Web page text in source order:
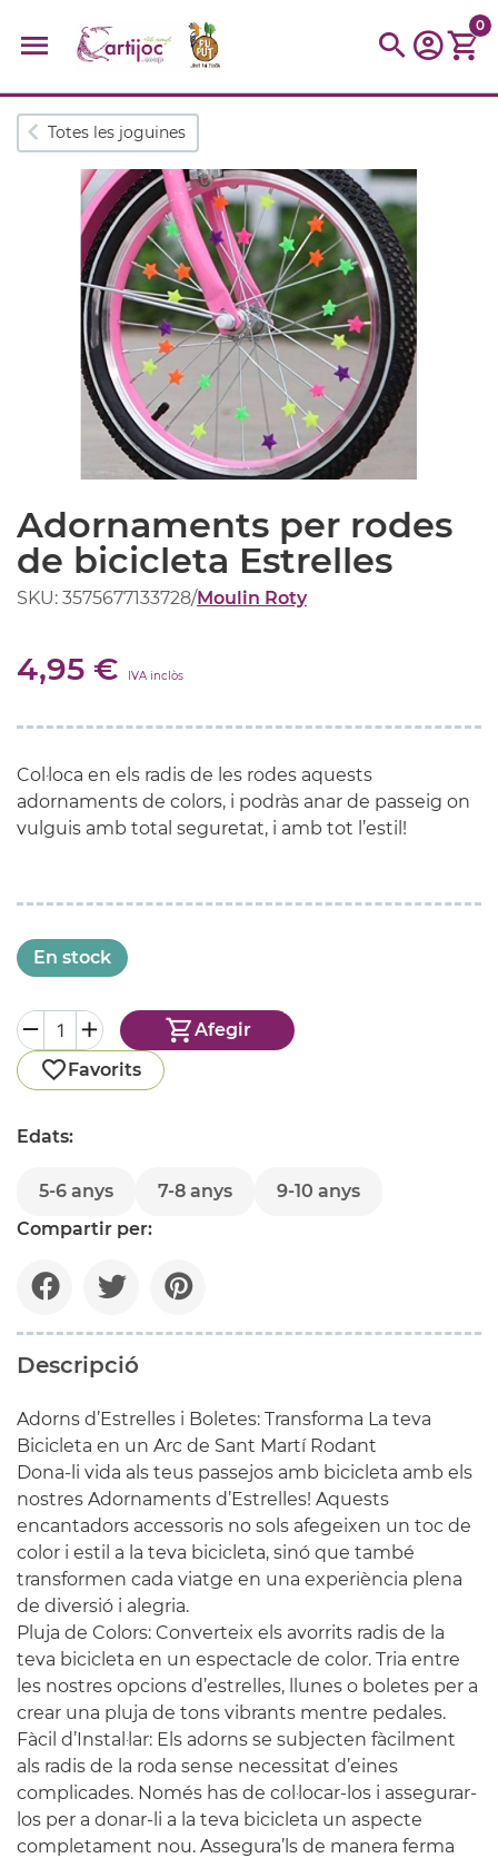
Cerques populars
disfressa trencaclosques baldufa
cotxe
parquing tinkering kit
Cuina
0
Totes les joguines
Adornaments per rodes
de bicicleta Estrelles
SKU: 3575677133728/Moulin Roty
4,95 € IVA inclòs
Col·loca en els radis de les rodes aquests
adornaments de colors, i podràs anar de passeig on
vulguis amb total seguretat, i amb tot l’estil!
En stock
Afegir
Favorits
Edats:
5-6 anys 7-8 anys
9-10 anys
Compartir per:
Descripció
Adorns d’Estrelles i Boletes: Transforma La teva
Bicicleta en un Arc de Sant Martí Rodant
Dona-li vida als teus passejos amb bicicleta amb els
nostres Adornaments d’Estrelles! Aquests
encantadors accessoris no sols afegeixen un toc de
color i estil a la teva bicicleta, sinó que també
transformen cada viatge en una experiència plena
de diversió i alegria.
Pluja de Colors: Converteix els avorrits radis de la
teva bicicleta en un espectacle de color. Tria entre
les nostres opcions d’estrelles, llunes o boletes per a
crear una pluja de tons vibrants mentre pedales.
Fàcil d’Instal·lar: Els adorns se subjecten fàcilment
als radis de la roda sense necessitat d’eines
complicades. Només has de col·locar-los i assegurar-
los per a donar-li a la teva bicicleta un aspecte
completament nou. Assegura’ls de manera ferma